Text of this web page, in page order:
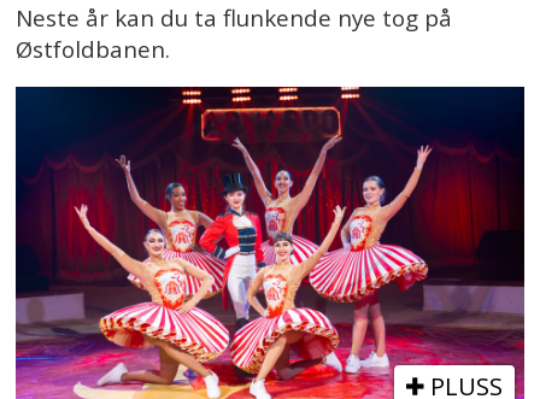
Neste år kan du ta flunkende nye tog på
Østfoldbanen.
PLUSS